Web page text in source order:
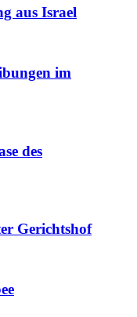
aus Israel
im
des
Gerichtshof